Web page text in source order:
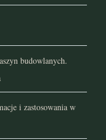
budowlanych.
i zastosowania w